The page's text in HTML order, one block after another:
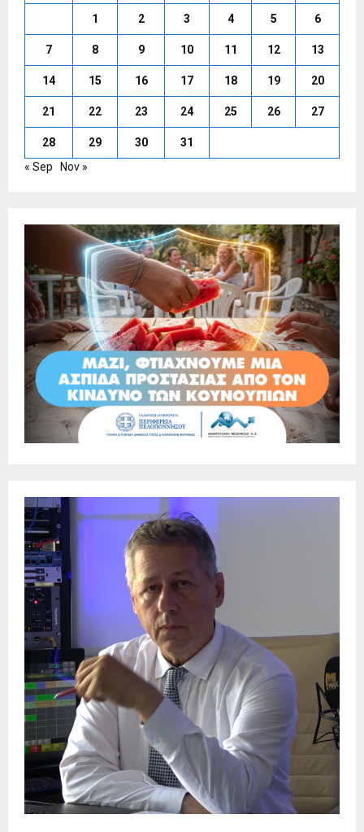
1 2 3 4 5 6
7 8 9 10 11 12 13
14 15 16 17 18 19 20
21 22 23 24 25 26 27
28 29 30
31
« Sep
Nov »